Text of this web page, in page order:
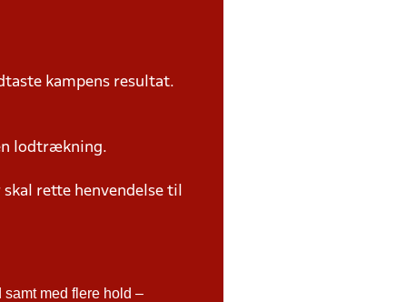
kampens resultat.
lodtrækning.
rette henvendelse til
med flere hold –